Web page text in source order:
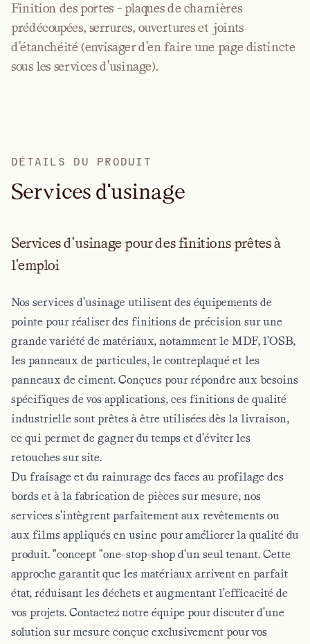
Finition des portes - plaques de charnières
prédécoupées, serrures, ouvertures et joints
d'étanchéité (envisager d'en faire une page distincte
sous les services d'usinage).
DÉTAILS DU PRODUIT
Services d'usinage
Services d'usinage pour des finitions prêtes à
l'emploi
Nos services d'usinage utilisent des équipements de
pointe pour réaliser des finitions de précision sur une
grande variété de matériaux, notamment le MDF, l'OSB,
les panneaux de particules, le contreplaqué et les
panneaux de ciment. Conçues pour répondre aux besoins
spécifiques de vos applications, ces finitions de qualité
industrielle sont prêtes à être utilisées dès la livraison,
ce qui permet de gagner du temps et d'éviter les
retouches sur site.
Du fraisage et du rainurage des faces au profilage des
bords et à la fabrication de pièces sur mesure, nos
services s'intègrent parfaitement aux revêtements ou
aux films appliqués en usine pour améliorer la qualité du
produit. "concept "one-stop-shop d'un seul tenant. Cette
approche garantit que les matériaux arrivent en parfait
état, réduisant les déchets et augmentant l'efficacité de
vos projets. Contactez notre équipe pour discuter d'une
solution sur mesure conçue exclusivement pour vos